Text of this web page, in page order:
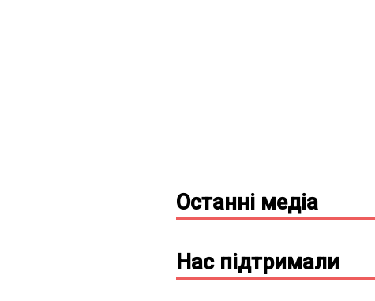
Останні медіа
Нас підтримали